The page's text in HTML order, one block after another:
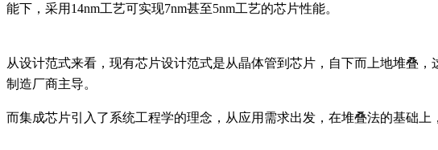
能下，采用14nm工艺可实现7nm甚至5nm工艺的芯片性能。
从设计范式来看，现有芯片设计范式是从晶体管到芯片，自下而上地堆叠
制造厂商主导。
而集成芯片引入了系统工程学的理念，从应用需求出发，在堆叠法的基础